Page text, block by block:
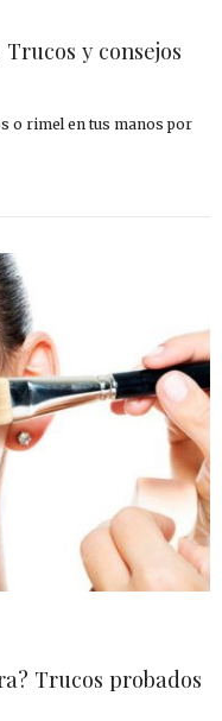
y consejos
o rimel en tus manos por
Trucos probados